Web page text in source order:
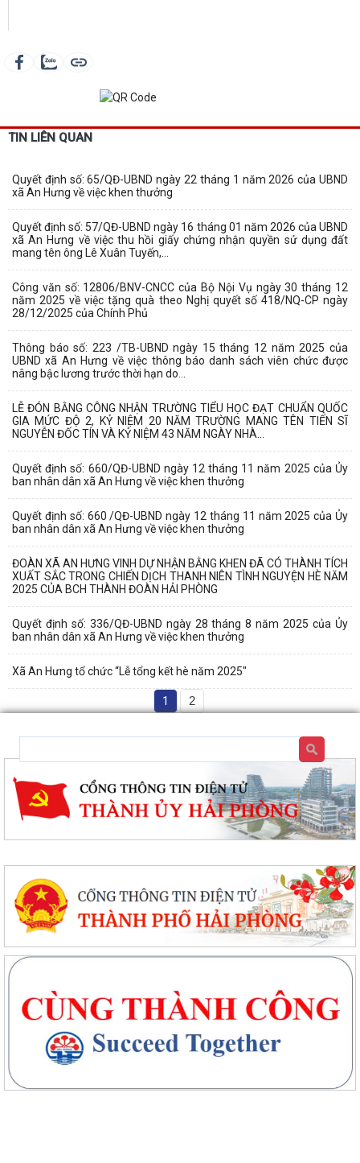
TIN LIÊN QUAN
Quyết định số: 65/QĐ-UBND ngày 22 tháng 1 năm 2026 của UBND
xã An Hưng về việc khen thưởng
Quyết định số: 57/QĐ-UBND ngày 16 tháng 01 năm 2026 của UBND
xã An Hưng về việc thu hồi giấy chứng nhận quyền sử dụng đất
mang tên ông Lê Xuân Tuyến,...
Công văn số: 12806/BNV-CNCC của Bộ Nội Vụ ngày 30 tháng 12
năm 2025 về việc tặng quà theo Nghị quyết số 418/NQ-CP ngày
28/12/2025 của Chính Phủ
Thông báo số: 223 /TB-UBND ngày 15 tháng 12 năm 2025 của
UBND xã An Hưng về việc thông báo danh sách viên chức được
nâng bậc lương trước thời hạn do...
LỄ ĐÓN BẰNG CÔNG NHẬN TRƯỜNG TIỂU HỌC ĐẠT CHUẨN QUỐC
GIA MỨC ĐỘ 2, KỶ NIỆM 20 NĂM TRƯỜNG MANG TÊN TIẾN SĨ
NGUYỄN ĐỐC TÍN VÀ KỶ NIỆM 43 NĂM NGÀY NHÀ...
Quyết định số: 660/QĐ-UBND ngày 12 tháng 11 năm 2025 của Ủy
ban nhân dân xã An Hưng về việc khen thưởng
Quyết định số: 660 /QĐ-UBND ngày 12 tháng 11 năm 2025 của Ủy
ban nhân dân xã An Hưng về việc khen thưởng
ĐOÀN XÃ AN HƯNG VINH DỰ NHẬN BẰNG KHEN ĐÃ CÓ THÀNH TÍCH
XUẤT SẮC TRONG CHIẾN DỊCH THANH NIÊN TÌNH NGUYỆN HÈ NĂM
2025 CỦA BCH THÀNH ĐOÀN HẢI PHÒNG
Quyết định số: 336/QĐ-UBND ngày 28 tháng 8 năm 2025 của Ủy
ban nhân dân xã An Hưng về việc khen thưởng
Xã An Hưng tổ chức “Lễ tổng kết hè năm 2025"
1 2